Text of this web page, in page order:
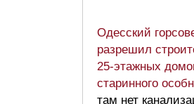
Одесский
разрешил
25-этажных
старинного
там нет